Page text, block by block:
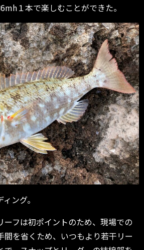
１本で楽しむことができた。
ング。
ーフは初ポイントのため、現場での
間を省くため、いつもより若干リー